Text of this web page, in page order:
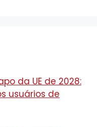
da UE de 2028:
usuários de